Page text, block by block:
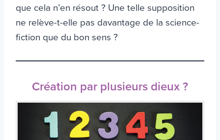
que cela n’en résout ? Une telle supposition
ne relève-t-elle pas davantage de la science-
fiction que du bon sens ?
Création par plusieurs dieux ?